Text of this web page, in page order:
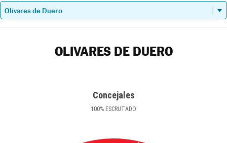
OLIVARES DE DUERO
Concejales
100% ESCRUTADO